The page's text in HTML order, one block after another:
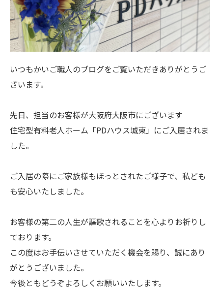
いつもかいご職人のブログをご覧いただきありがとうご
ざいます。
先日、担当のお客様が大阪府大阪市にございます
住宅型有料老人ホーム「PDハウス城東」にご入居されま
した。
ご入居の際にご家族様もほっとされたご様子で、私ども
も安心いたしました。
お客様の第二の人生が謳歌されることを心よりお祈りし
ております。
この度はお手伝いさせていただく機会を賜り、誠にあり
がとうございました。
今後ともどうぞよろしくお願いいたします。